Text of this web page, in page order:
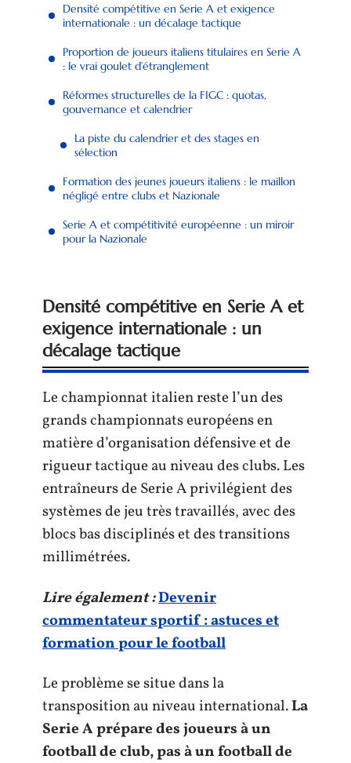
Densité compétitive en Serie A et exigence
internationale : un décalage tactique
Proportion de joueurs italiens titulaires en Serie A
: le vrai goulet d’étranglement
Réformes structurelles de la FIGC : quotas,
gouvernance et calendrier
La piste du calendrier et des stages en
sélection
Formation des jeunes joueurs italiens : le maillon
négligé entre clubs et Nazionale
Serie A et compétitivité européenne : un miroir
pour la Nazionale
Densité compétitive en Serie A et
exigence internationale : un
décalage tactique
Le championnat italien reste l’un des
grands championnats européens en
matière d’organisation défensive et de
rigueur tactique au niveau des clubs. Les
entraîneurs de Serie A privilégient des
systèmes de jeu très travaillés, avec des
blocs bas disciplinés et des transitions
millimétrées.
Lire également :Devenir
commentateur sportif : astuces et
formation pour le football
Le problème se situe dans la
transposition au niveau international.La
Serie A prépare des joueurs à un
football de club, pas à un football de